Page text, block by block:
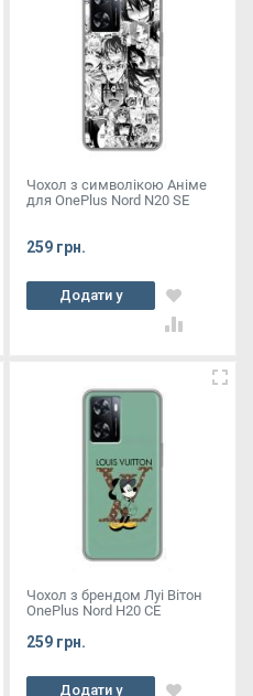
Чохол з символікою Аніме
для OnePlus Nord N20 SE
259 грн.
Додати у
кошик
Чохол з брендом Луі Вітон
OnePlus Nord Н20 СЕ
259 грн.
Додати у